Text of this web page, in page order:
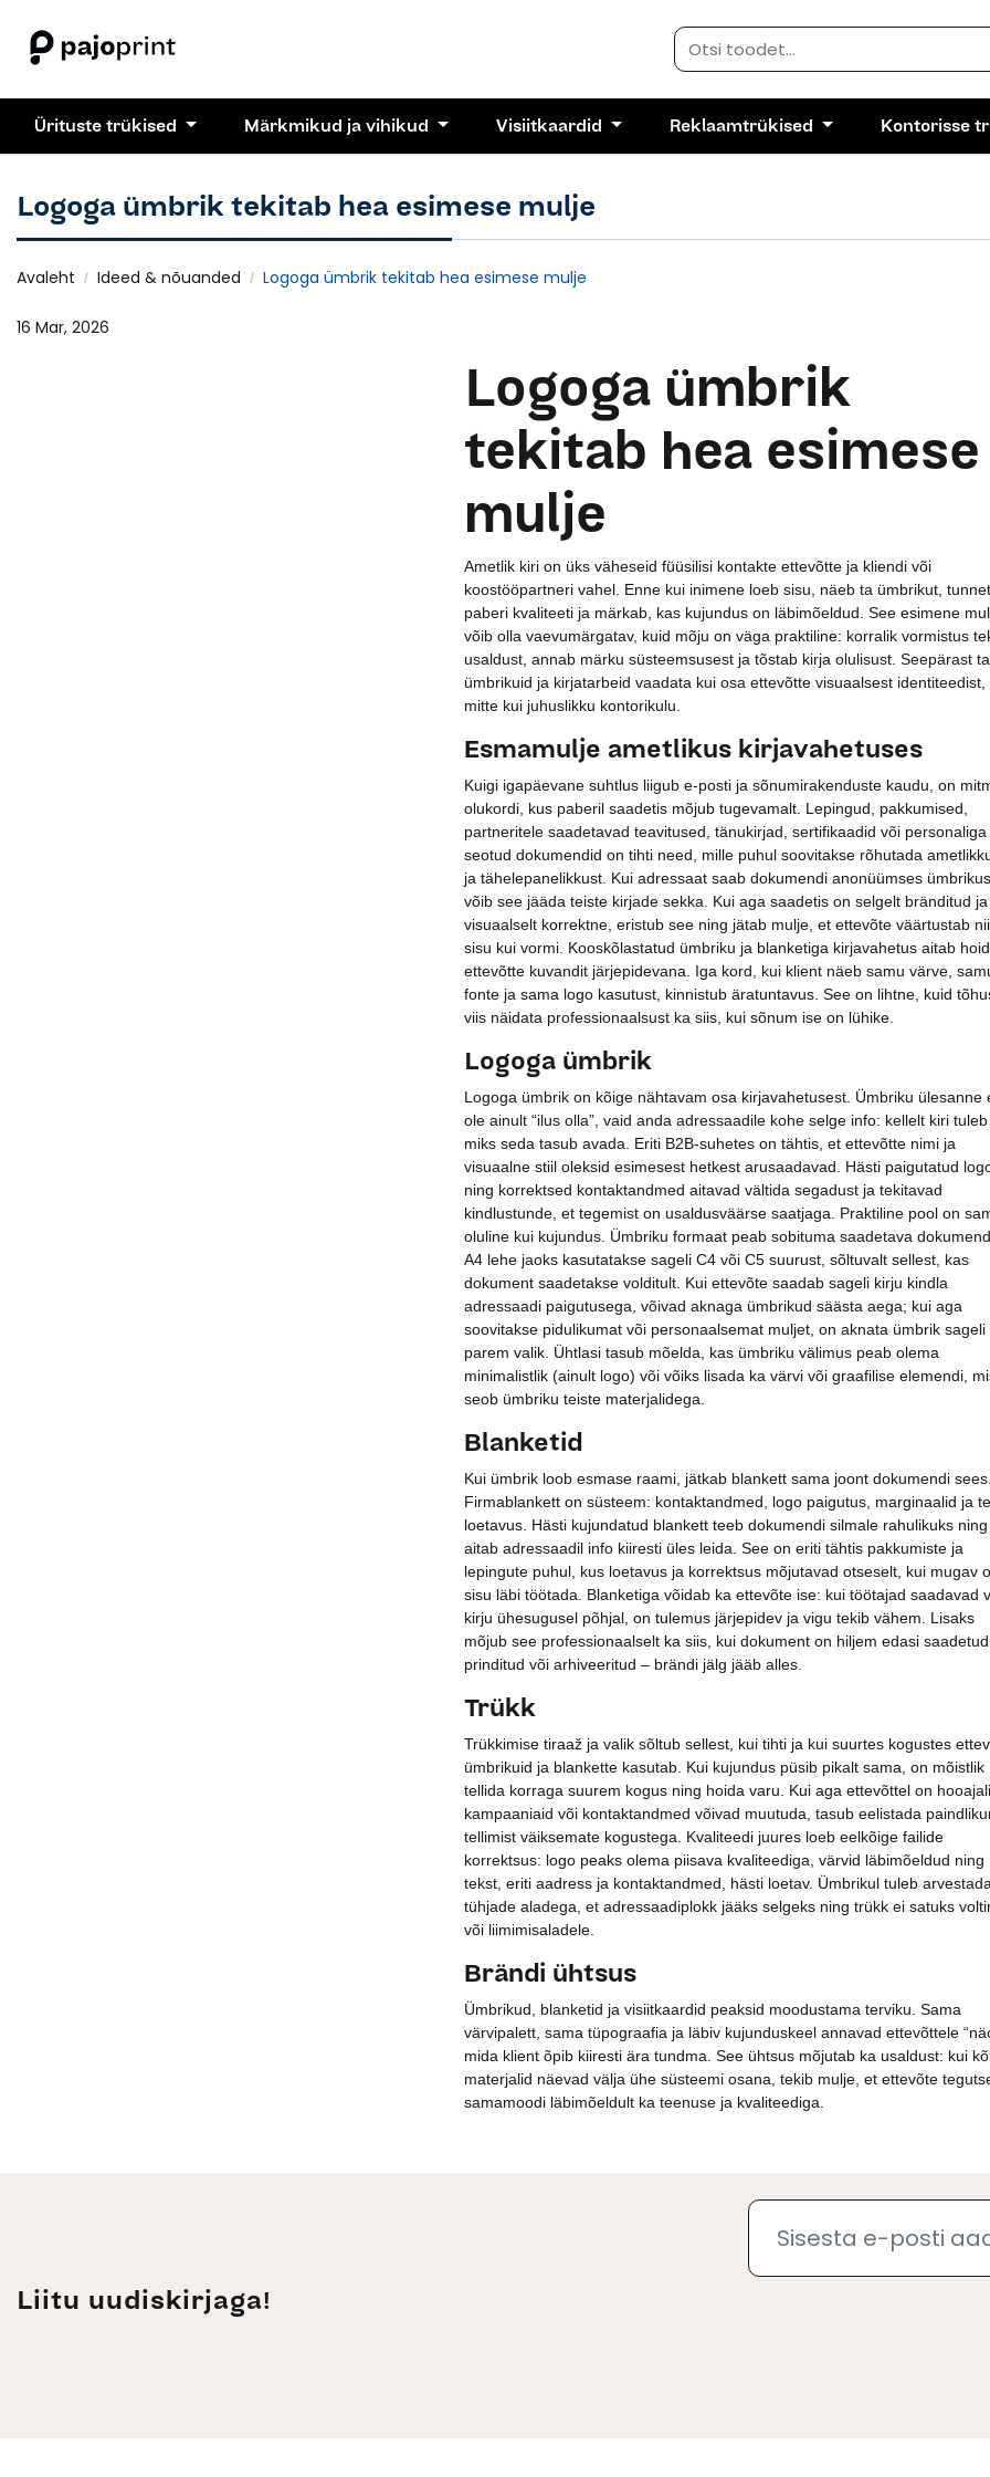
Ürituste trükised Märkmikud ja vihikud Visiitkaardid Reklaamtrükised Kontorisse
Logoga ümbrik tekitab hea esimese mulje
Avaleht Ideed & nõuanded Logoga ümbrik tekitab hea esimese mulje
16 Mar, 2026
Logoga ümbrik
tekitab hea esimese
mulje
Ametlik kiri on üks väheseid füüsilisi kontakte ettevõtte ja kliendi või
koostööpartneri vahel. Enne kui inimene loeb sisu, näeb ta ümbrikut,
paberi kvaliteeti ja märkab, kas kujundus on läbimõeldud. See esimene
võib olla vaevumärgatav, kuid mõju on väga praktiline: korralik vormistus
usaldust, annab märku süsteemsusest ja tõstab kirja olulisust. Seepärast
ümbrikuid ja kirjatarbeid vaadata kui osa ettevõtte visuaalsest identiteedist,
mitte kui juhuslikku kontorikulu.
Esmamulje ametlikus kirjavahetuses
Kuigi igapäevane suhtlus liigub e-posti ja sõnumirakenduste kaudu, on
olukordi, kus paberil saadetis mõjub tugevamalt. Lepingud, pakkumised,
partneritele saadetavad teavitused, tänukirjad, sertifikaadid või personaliga
seotud dokumendid on tihti need, mille puhul soovitakse rõhutada
ja tähelepanelikkust. Kui adressaat saab dokumendi anonüümses ümbrikus,
võib see jääda teiste kirjade sekka. Kui aga saadetis on selgelt bränditud ja
visuaalselt korrektne, eristub see ning jätab mulje, et ettevõte väärtustab nii
sisu kui vormi. Kooskõlastatud ümbriku ja blanketiga kirjavahetus aitab
ettevõtte kuvandit järjepidevana. Iga kord, kui klient näeb samu värve,
fonte ja sama logo kasutust, kinnistub äratuntavus. See on lihtne, kuid
viis näidata professionaalsust ka siis, kui sõnum ise on lühike.
Logoga ümbrik
Logoga ümbrik on kõige nähtavam osa kirjavahetusest. Ümbriku ülesanne
ole ainult “ilus olla”, vaid anda adressaadile kohe selge info: kellelt kiri tuleb
miks seda tasub avada. Eriti B2B-suhetes on tähtis, et ettevõtte nimi ja
visuaalne stiil oleksid esimesest hetkest arusaadavad. Hästi paigutatud
ning korrektsed kontaktandmed aitavad vältida segadust ja tekitavad
kindlustunde, et tegemist on usaldusväärse saatjaga. Praktiline pool on
oluline kui kujundus. Ümbriku formaat peab sobituma saadetava
A4 lehe jaoks kasutatakse sageli C4 või C5 suurust, sõltuvalt sellest, kas
dokument saadetakse volditult. Kui ettevõte saadab sageli kirju kindla
adressaadi paigutusega, võivad aknaga ümbrikud säästa aega; kui aga
soovitakse pidulikumat või personaalsemat muljet, on aknata ümbrik sageli
parem valik. Ühtlasi tasub mõelda, kas ümbriku välimus peab olema
minimalistlik (ainult logo) või võiks lisada ka värvi või graafilise elemendi,
seob ümbriku teiste materjalidega.
Blanketid
Kui ümbrik loob esmase raami, jätkab blankett sama joont dokumendi sees.
Firmablankett on süsteem: kontaktandmed, logo paigutus, marginaalid ja
loetavus. Hästi kujundatud blankett teeb dokumendi silmale rahulikuks ning
aitab adressaadil info kiiresti üles leida. See on eriti tähtis pakkumiste ja
lepingute puhul, kus loetavus ja korrektsus mõjutavad otseselt, kui mugav
sisu läbi töötada. Blanketiga võidab ka ettevõte ise: kui töötajad saadavad
kirju ühesugusel põhjal, on tulemus järjepidev ja vigu tekib vähem. Lisaks
mõjub see professionaalselt ka siis, kui dokument on hiljem edasi saadetud,
prinditud või arhiveeritud – brändi jälg jääb alles.
Trükk
Trükkimise tiraaž ja valik sõltub sellest, kui tihti ja kui suurtes kogustes
ümbrikuid ja blankette kasutab. Kui kujundus püsib pikalt sama, on mõistlik
tellida korraga suurem kogus ning hoida varu. Kui aga ettevõttel on
kampaaniaid või kontaktandmed võivad muutuda, tasub eelistada
tellimist väiksemate kogustega. Kvaliteedi juures loeb eelkõige failide
korrektsus: logo peaks olema piisava kvaliteediga, värvid läbimõeldud ning
tekst, eriti aadress ja kontaktandmed, hästi loetav. Ümbrikul tuleb
tühjade aladega, et adressaadiplokk jääks selgeks ning trükk ei satuks
või liimimisaladele.
Brändi ühtsus
Ümbrikud, blanketid ja visiitkaardid peaksid moodustama terviku. Sama
värvipalett, sama tüpograafia ja läbiv kujunduskeel annavad ettevõttele
mida klient õpib kiiresti ära tundma. See ühtsus mõjutab ka usaldust: kui
materjalid näevad välja ühe süsteemi osana, tekib mulje, et ettevõte
samamoodi läbimõeldult ka teenuse ja kvaliteediga.
Liitu uudiskirjaga!